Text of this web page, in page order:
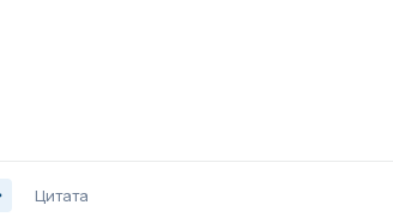
Цитата